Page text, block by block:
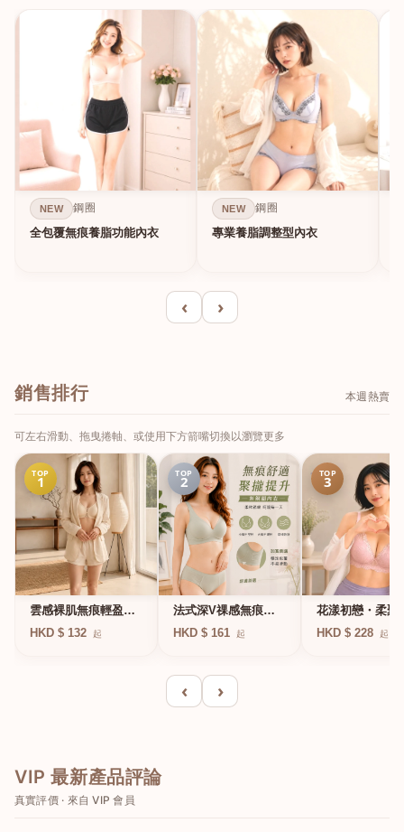
NEW 鋼圈
全包覆無痕養脂功能內衣
NEW 鋼圈
專業養脂調整型內衣
‹ ›
銷售排行 本週熱賣
可左右滑動、拖曳捲軸、或使用下方箭嘴切換以瀏覽更多
TOP
1
雲感裸肌無痕輕盈無
鋼圈內衣
HKD $ 132 起
TOP
2
法式深V祼感無痕果
凍軟支撐條無鋼圈內
HKD $ 161 起
TOP
3
花漾初戀・柔聚
圈蕾絲內衣
HKD $ 228 起
‹ ›
VIP 最新產品評論
真實評價 · 來自 VIP 會員